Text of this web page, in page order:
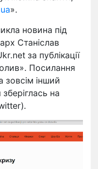
».
новина під
Станіслав
за публікації
Посилання
зовсім інший
на